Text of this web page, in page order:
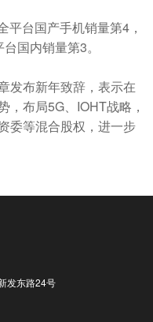
台国产手机销量第4，
国内销量第3。
发布新年致辞，表示在
，布局5G、IOHT战略，
委等混合股权，进一步
发东路24号